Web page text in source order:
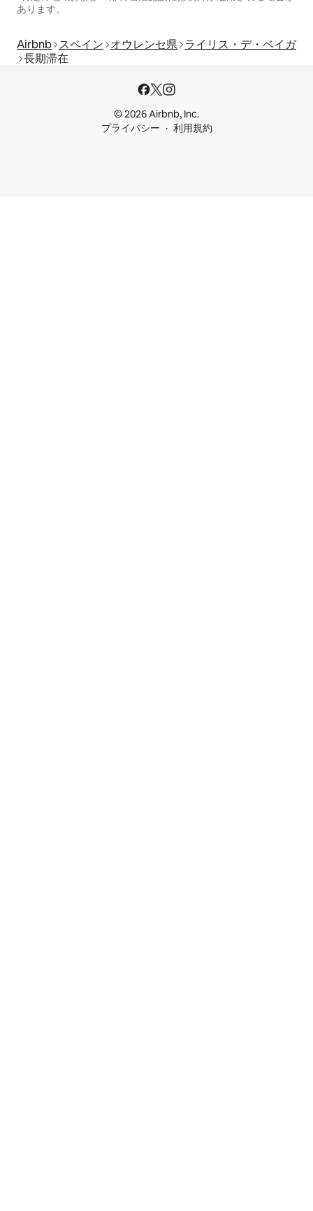
あります。
Airbnb スペイン オウレンセ県 ライリス・デ・ベイガ
長期滞在
© 2026 Airbnb, Inc.
プライバシー
利用規約